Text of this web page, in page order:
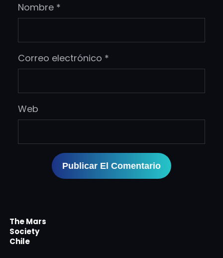
Nombre *
Correo electrónico *
Web
The Mars
Society
Chile